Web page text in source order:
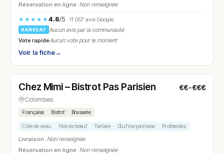
Réservation en ligne :Non renseignée
★★★★★4.6/5· 11 057 avis Google
RANKEAT
Aucun avis par la communauté
Vote rapideAucun vote pour le moment
Voir la fiche→
N° 13
Chez Mimi – Bistrot Pas Parisien €€-€€€
Colombes
Française Bistrot Brasserie
Côte de veau Filet de bœuf Tartare Œuf mayonnaise Profiteroles
Livraison :Non renseignée
Réservation en ligne :Non renseignée